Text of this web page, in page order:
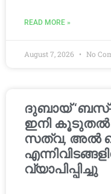
READ MORE »
August 7, 2026 No
ദുബായ്
ഇനി കൂടുതൽ
സത്വ, അൽ
വ്യാപിപ്പിച്ചു